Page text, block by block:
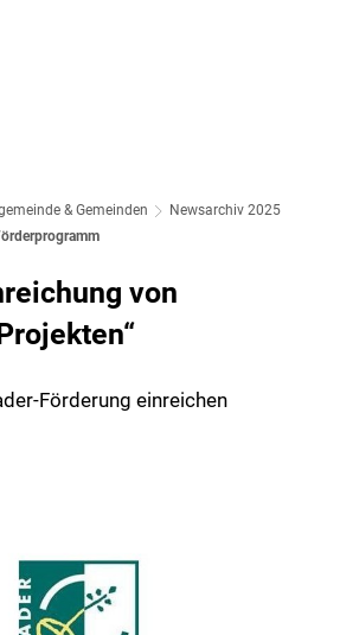
& Gemeinden
Newsarchiv 2025
von
Förderung einreichen